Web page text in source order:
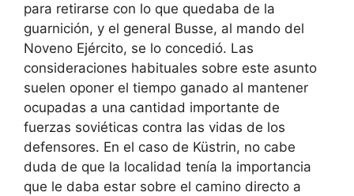
para retirarse con lo que quedaba de la
guarnición, y el general Busse, al mando del
Noveno Ejército, se lo concedió. Las
consideraciones habituales sobre este asunto
suelen oponer el tiempo ganado al mantener
ocupadas a una cantidad importante de
fuerzas soviéticas contra las vidas de los
defensores. En el caso de Küstrin, no cabe
duda de que la localidad tenía la importancia
que le daba estar sobre el camino directo a